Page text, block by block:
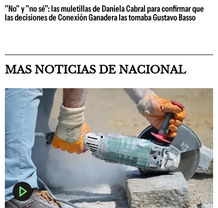
"No" y "no sé": las muletillas de Daniela Cabral para confirmar que
las decisiones de Conexión Ganadera las tomaba Gustavo Basso
MAS NOTICIAS DE NACIONAL